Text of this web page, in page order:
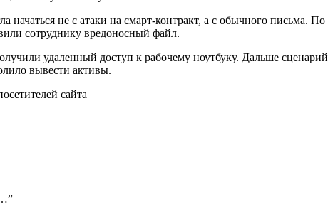
начаться не с атаки на смарт-контракт, а с обычного письма.
сотруднику вредоносный файл.
удаленный доступ к рабочему ноутбуку. Дальше
вывести активы.
сайта